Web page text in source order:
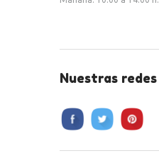
Nuestras redes